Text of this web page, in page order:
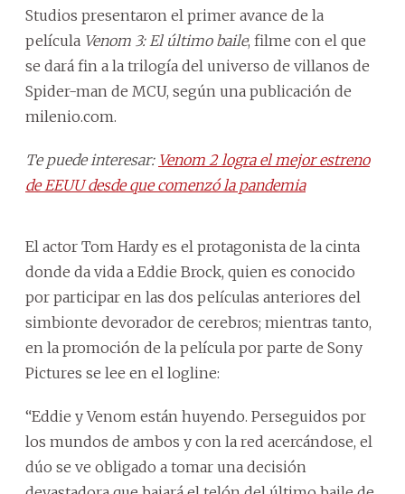
Studios presentaron el primer avance de la
película Venom 3: El último baile, filme con el que
se dará fin a la trilogía del universo de villanos de
Spider-man de MCU, según una publicación de
milenio.com.
Te puede interesar: Venom 2 logra el mejor estreno
de EEUU desde que comenzó la pandemia
El actor Tom Hardy es el protagonista de la cinta
donde da vida a Eddie Brock, quien es conocido
por participar en las dos películas anteriores del
simbionte devorador de cerebros; mientras tanto,
en la promoción de la película por parte de Sony
Pictures se lee en el logline:
“Eddie y Venom están huyendo. Perseguidos por
los mundos de ambos y con la red acercándose, el
dúo se ve obligado a tomar una decisión